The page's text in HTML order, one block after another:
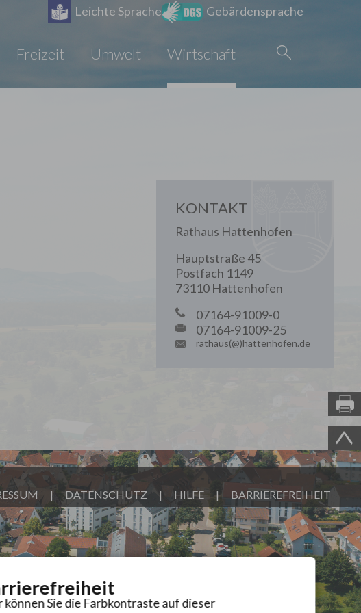
Leichte Sprache Gebärdensprache
Freizeit Umwelt Wirtschaft
KONTAKT
Rathaus Hattenhofen
Hauptstraße 45
Postfach 1149
73110 Hattenhofen
07164-91009-0
07164-91009-25
rathaus(@)hattenhofen.de
| DATENSCHUTZ | HILFE | BARRIEREFREIHEIT
können Sie die Farbkontraste auf dieser